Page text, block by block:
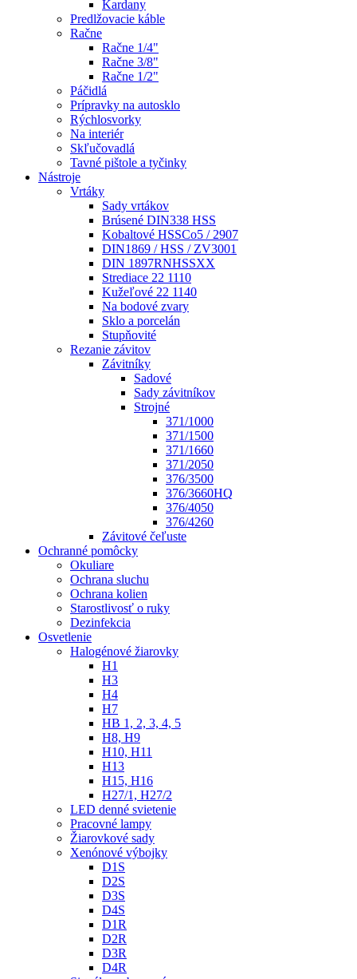
Kardany
Predlžovacie káble
Račne
Račne 1/4"
Račne 3/8"
Račne 1/2"
Páčidlá
Prípravky na autosklo
Rýchlosvorky
Na interiér
Skľučovadlá
Tavné pištole a tyčinky
Nástroje
Vrtáky
Sady vrtákov
Brúsené DIN338 HSS
Kobaltové HSSCo5 / 2907
DIN1869 / HSS / ZV3001
DIN 1897RNHSSXX
Strediace 22 1110
Kužeľové 22 1140
Na bodové zvary
Sklo a porcelán
Stupňovité
Rezanie závitov
Závitníky
Sadové
Sady závitníkov
Strojné
371/1000
371/1500
371/1660
371/2050
376/3500
376/3660HQ
376/4050
376/4260
Závitové čeľuste
Ochranné pomôcky
Okuliare
Ochrana sluchu
Ochrana kolien
Starostlivosť o ruky
Dezinfekcia
Osvetlenie
Halogénové žiarovky
H1
H3
H4
H7
HB 1, 2, 3, 4, 5
H8, H9
H10, H11
H13
H15, H16
H27/1, H27/2
LED denné svietenie
Pracovné lampy
Žiarovkové sady
Xenónové výbojky
D1S
D2S
D3S
D4S
D1R
D2R
D3R
D4R